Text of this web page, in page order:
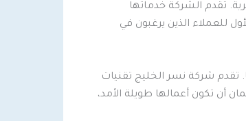
تقدم الشركة خدماتها
للعملاء الذين يرغبون في
تقدم شركة نسر الخليج تقنيات
أن تكون أعمالها طويلة الأمد،